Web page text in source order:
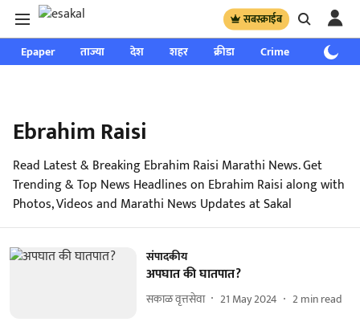
सबस्क्राईब
Epaper ताज्या देश शहर क्रीडा Crime साप्ताहिक
Ebrahim Raisi
Read Latest & Breaking Ebrahim Raisi Marathi News. Get
Trending & Top News Headlines on Ebrahim Raisi along with
Photos, Videos and Marathi News Updates at Sakal
संपादकीय
अपघात की घातपात?
सकाळ वृत्तसेवा 21 May 2024 2min read